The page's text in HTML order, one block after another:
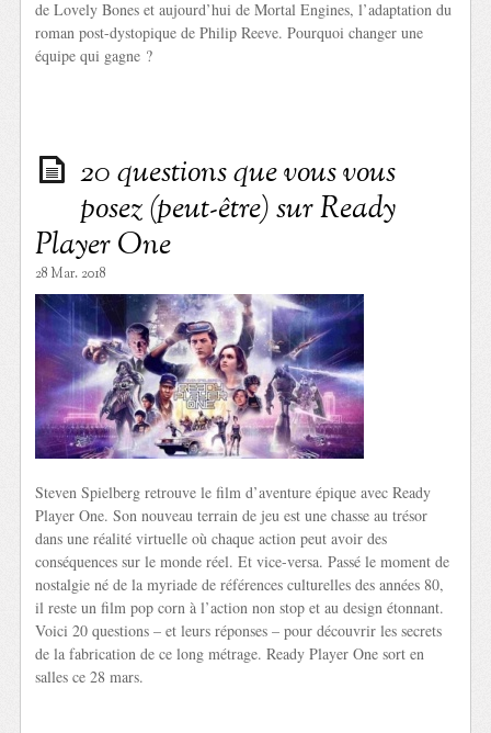
de Lovely Bones et aujourd’hui de Mortal Engines, l’adaptation du
roman post-dystopique de Philip Reeve. Pourquoi changer une
équipe qui gagne ?
20 questions que vous vous
posez (peut-être) sur Ready
Player One
28 Mar. 2018
Steven Spielberg retrouve le film d’aventure épique avec Ready
Player One. Son nouveau terrain de jeu est une chasse au trésor
dans une réalité virtuelle où chaque action peut avoir des
conséquences sur le monde réel. Et vice-versa. Passé le moment de
nostalgie né de la myriade de références culturelles des années 80,
il reste un film pop corn à l’action non stop et au design étonnant.
Voici 20 questions – et leurs réponses – pour découvrir les secrets
de la fabrication de ce long métrage. Ready Player One sort en
salles ce 28 mars.